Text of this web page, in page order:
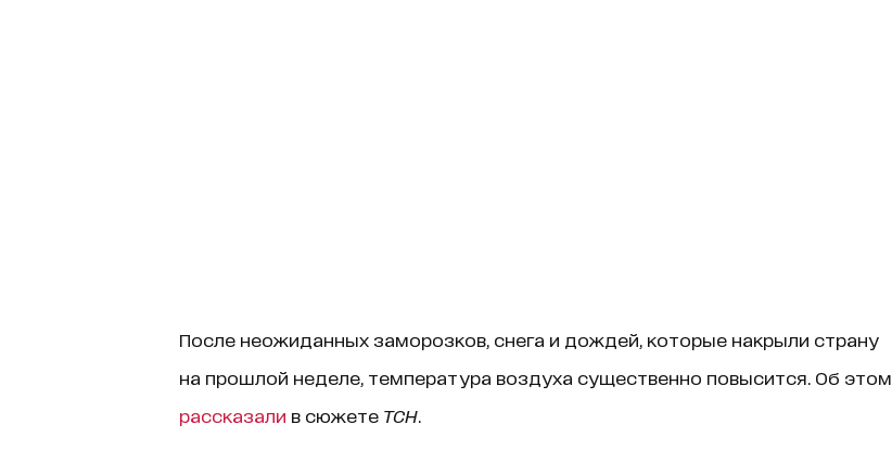
После неожиданных заморозков, снега и дождей, которые накрыли страну
на прошлой неделе, температура воздуха существенно повысится. Об этом
рассказали в сюжете ТСН.